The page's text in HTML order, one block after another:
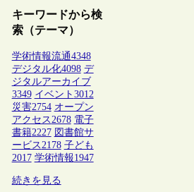
キーワードから検
索（テーマ）
学術情報流通4348
デジタル化4098 デ
ジタルアーカイブ
3349 イベント 3012
災害2754 オープン
アクセス 2678 電子
書籍2227 図書館サ
ービス 2178 子ども
2017 学術情報1947
続きを見る